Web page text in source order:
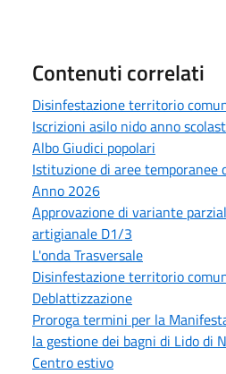
Contenuti correlati
Disinfestazione territorio
Iscrizioni asilo nido anno
Albo Giudici popolari
Istituzione di aree temporanee
Anno 2026
Approvazione di variante
artigianale D1/3
L'onda Trasversale
Disinfestazione territorio
Deblattizzazione
Proroga termini per la
la gestione dei bagni di Lido di
Centro estivo